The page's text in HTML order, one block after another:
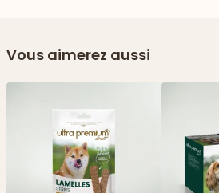
Vous aimerez aussi